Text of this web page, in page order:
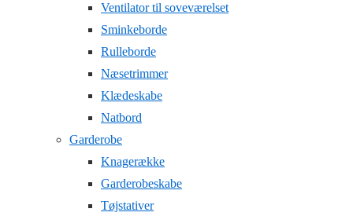
Ventilator til soveværelset
Sminkeborde
Rulleborde
Næsetrimmer
Klædeskabe
Natbord
Garderobe
Knagerække
Garderobeskabe
Tøjstativer